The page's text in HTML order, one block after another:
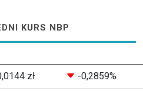
KURS NBP
zł -0,2859%